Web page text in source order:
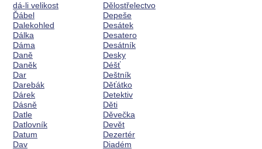
dá-li velikost
Ďábel
Dalekohled
Dálka
Dáma
Daně
Daněk
Dar
Darebák
Dárek
Dásně
Datle
Datlovník
Datum
Dav
Dělostřelectvo
Depeše
Desátek
Desatero
Desátník
Desky
Déšť
Deštník
Děťátko
Detektiv
Děti
Děvečka
Devět
Dezertér
Diadém